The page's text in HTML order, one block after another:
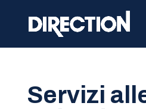
Servizi